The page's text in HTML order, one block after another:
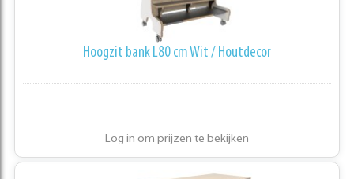
Hoogzit bank L80 cm Wit / Houtdecor
Log in om prijzen te bekijken